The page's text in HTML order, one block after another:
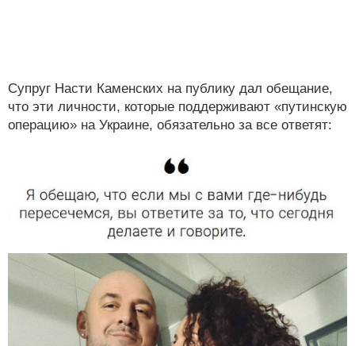
Супруг Насти Каменских на публику дал обещание,
что эти личности, которые поддерживают «путинскую
операцию» на Украине, обязательно за все ответят: